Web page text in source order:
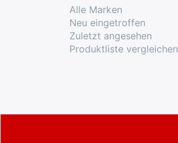
Alle Marken
Neu eingetroffen
Zuletzt angesehen
Produktliste vergleichen